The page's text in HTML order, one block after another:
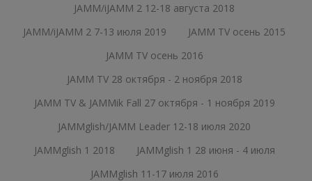
JAMM/iJAMM 2 12-18 августа 2018
JAMM/iJAMM 2 7-13 июля 2019
JAMM TV осень 2015
JAMM TV осень 2016
JAMM TV 28 октября - 2 ноября 2018
JAMM TV & JAMMik Fall 27 октября - 1 ноября 2019
JAMMglish/JAMM Leader 12-18 июля 2020
JAMMglish 1 2018
JAMMglish 1 28 июня - 4 июля
JAMMglish 11-17 июля 2016